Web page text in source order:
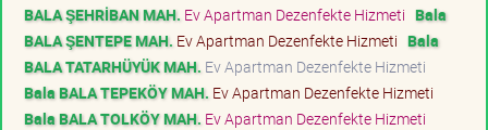
BALA ŞEHRİBAN MAH. Ev Apartman Dezenfekte Hizmeti Bala
BALA ŞENTEPE MAH. Ev Apartman Dezenfekte Hizmeti Bala
BALA TATARHÜYÜK MAH. Ev Apartman Dezenfekte Hizmeti
Bala BALA TEPEKÖY MAH. Ev Apartman Dezenfekte Hizmeti
Bala BALA TOLKÖY MAH. Ev Apartman Dezenfekte Hizmeti